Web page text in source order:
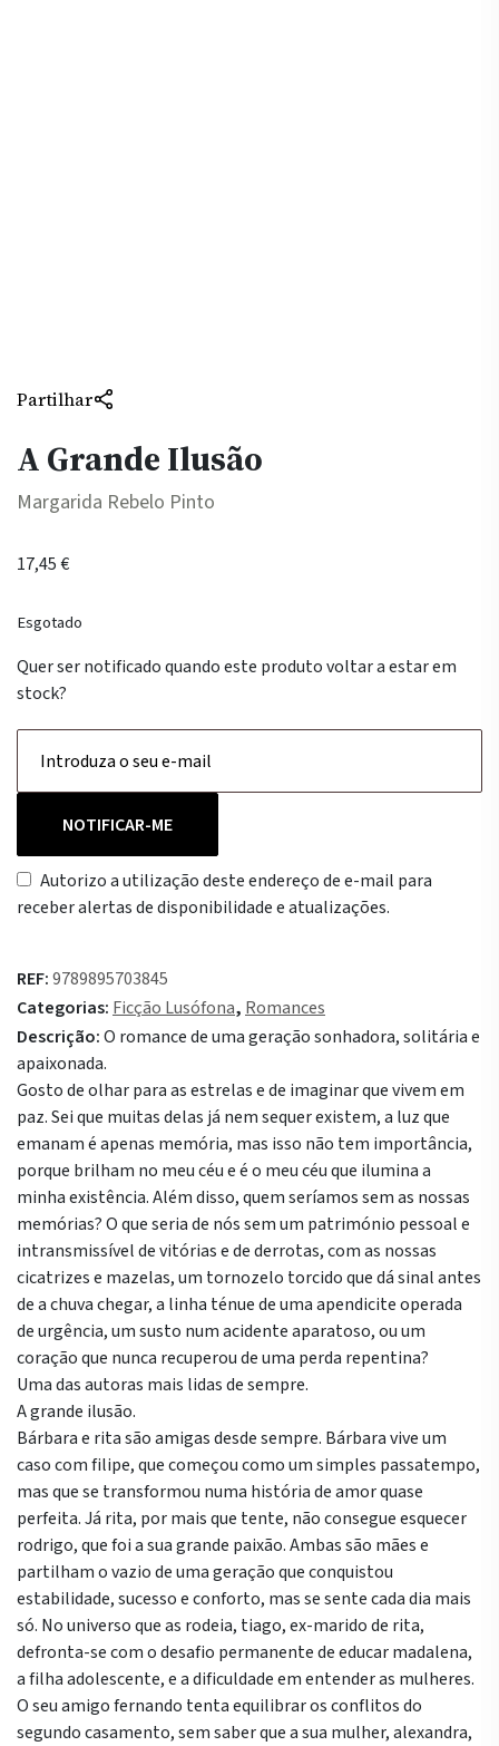
Partilhar
A Grande Ilusão
Margarida Rebelo Pinto
17,45€
Esgotado
Quer ser notificado quando este produto voltar a estar em
stock?
NOTIFICAR-ME
Autorizo a utilização deste endereço de e-mail para
receber alertas de disponibilidade e atualizações.
REF:9789895703845
Categorias: Ficção Lusófona, Romances
Descrição:O romance de uma geração sonhadora, solitária e
apaixonada.
Gosto de olhar para as estrelas e de imaginar que vivem em
paz. Sei que muitas delas já nem sequer existem, a luz que
emanam é apenas memória, mas isso não tem importância,
porque brilham no meu céu e é o meu céu que ilumina a
minha existência. Além disso, quem seríamos sem as nossas
memórias? O que seria de nós sem um património pessoal e
intransmissível de vitórias e de derrotas, com as nossas
cicatrizes e mazelas, um tornozelo torcido que dá sinal antes
de a chuva chegar, a linha ténue de uma apendicite operada
de urgência, um susto num acidente aparatoso, ou um
coração que nunca recuperou de uma perda repentina?
Uma das autoras mais lidas de sempre.
A grande ilusão.
Bárbara e rita são amigas desde sempre. Bárbara vive um
caso com filipe, que começou como um simples passatempo,
mas que se transformou numa história de amor quase
perfeita. Já rita, por mais que tente, não consegue esquecer
rodrigo, que foi a sua grande paixão. Ambas são mães e
partilham o vazio de uma geração que conquistou
estabilidade, sucesso e conforto, mas se sente cada dia mais
só. No universo que as rodeia, tiago, ex-marido de rita,
defronta-se com o desafio permanente de educar madalena,
a filha adolescente, e a dificuldade em entender as mulheres.
O seu amigo fernando tenta equilibrar os conflitos do
segundo casamento, sem saber que a sua mulher, alexandra,